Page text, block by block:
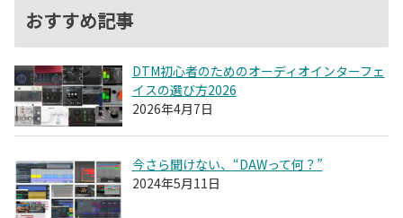
おすすめ記事
DTM初心者のためのオーディオインターフェ
イスの選び方2026
2026年4月7日
今さら聞けない、“DAWって何？”
2024年5月11日